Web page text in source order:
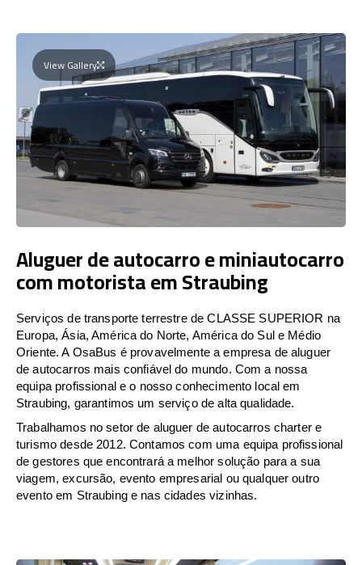
View Gallery
Aluguer de autocarro e miniautocarro
com motorista em Straubing
Serviços de transporte terrestre de CLASSE SUPERIOR na
Europa, Ásia, América do Norte, América do Sul e Médio
Oriente. A OsaBus é provavelmente a empresa de aluguer
de autocarros mais confiável do mundo. Com a nossa
equipa profissional e o nosso conhecimento local em
Straubing, garantimos um serviço de alta qualidade.
Trabalhamos no setor de aluguer de autocarros charter e
turismo desde 2012. Contamos com uma equipa profissional
de gestores que encontrará a melhor solução para a sua
viagem, excursão, evento empresarial ou qualquer outro
evento em Straubing e nas cidades vizinhas.